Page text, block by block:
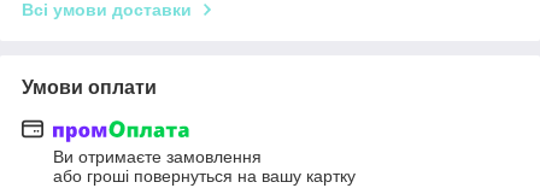
Всі умови доставки
Умови оплати
Ви отримаєте замовлення
або гроші повернуться на вашу картку